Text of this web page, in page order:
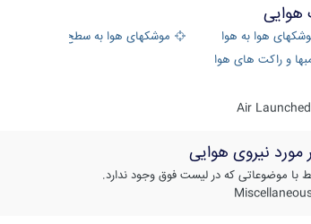
هوایی
هوا به هوا
موشکهای هوا به سطح
و راکت های هوایی
Air
مورد نیروی هوایی
با موضوعاتی که در لیست فوق وجود ندارد.